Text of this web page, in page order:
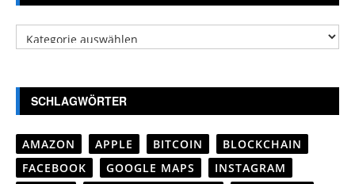
Kategorien
SCHLAGWÖRTER
AMAZON APPLE BITCOIN
BLOCKCHAIN
FACEBOOK
GOOGLE MAPS
INSTAGRAM